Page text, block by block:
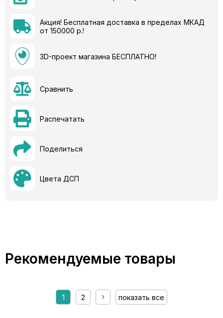
Акция! Бесплатная доставка в пределах МКАД
от 150000 р.!
3D-проект магазина БЕСПЛАТНО!
Сравнить
Распечатать
Поделиться
Цвета ДСП
Рекомендуемые товары
1 2 показать все